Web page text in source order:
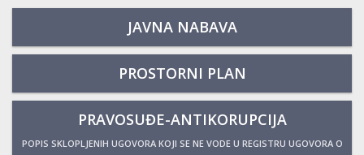
JAVNA NABAVA
PROSTORNI PLAN
PRAVOSUĐE-ANTIKORUPCIJA
POPIS SKLOPLJENIH UGOVORA KOJI SE NE VODE U REGISTRU UGOVORA O